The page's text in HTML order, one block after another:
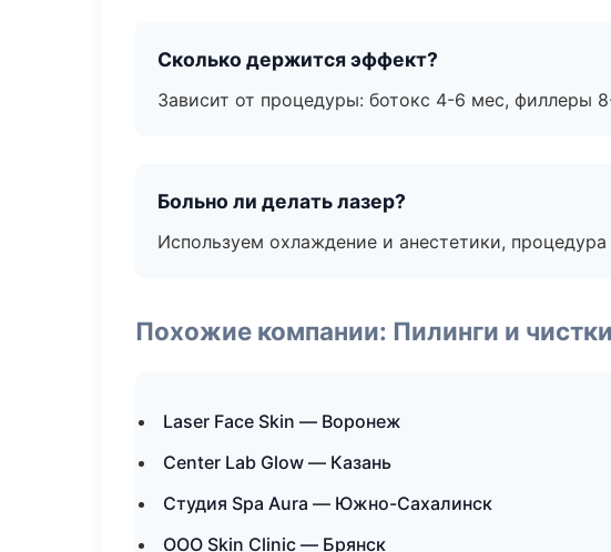
Сколько держится эффект?
Зависит от процедуры: ботокс 4-6 мес, филлеры
Больно ли делать лазер?
Используем охлаждение и анестетики,
Похожие компании: Пилинги и чистки
Laser Face Skin — Воронеж
Center Lab Glow — Казань
Студия Spa Aura — Южно-Сахалинск
ООО Skin Clinic — Брянск